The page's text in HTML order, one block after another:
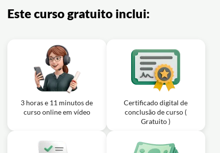
Este curso gratuito inclui:
3 horas e 11 minutos de
curso online em vídeo
Certificado digital de
conclusão de curso (
Gratuito )